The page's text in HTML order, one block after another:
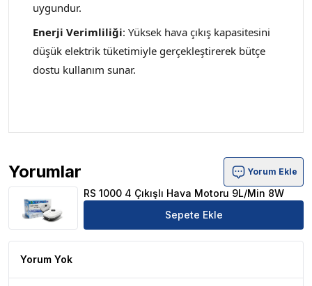
uygundur.
Enerji Verimliliği: Yüksek hava çıkış kapasitesini
düşük elektrik tüketimiyle gerçekleştirerek bütçe
dostu kullanım sunar.
Yorumlar
RS 1000 4 Çıkışlı Hava Motoru 9L/Min 8W Ürün
Yorum Ekle
RS 1000 4 Çıkışlı Hava Motoru 9L/Min 8W
Sepete Ekle
Yorum Yok